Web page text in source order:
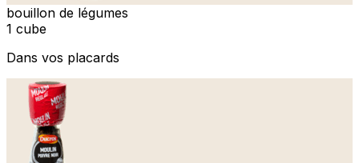
bouillon de légumes
1 cube
Dans vos placards